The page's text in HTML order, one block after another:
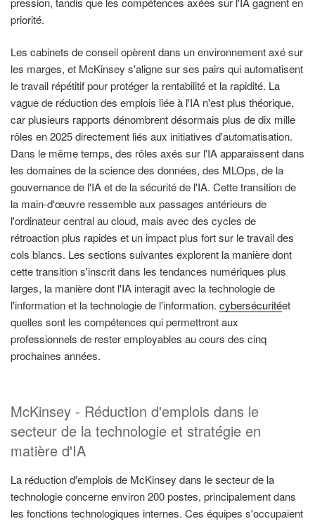
priorité.
Les cabinets de conseil opèrent dans un environnement axé sur
les marges, et McKinsey s'aligne sur ses pairs qui automatisent
le travail répétitif pour protéger la rentabilité et la rapidité. La
vague de réduction des emplois liée à l'IA n'est plus théorique,
car plusieurs rapports dénombrent désormais plus de dix mille
rôles en 2025 directement liés aux initiatives d'automatisation.
Dans le même temps, des rôles axés sur l'IA apparaissent dans
les domaines de la science des données, des MLOps, de la
gouvernance de l'IA et de la sécurité de l'IA. Cette transition de
la main-d'œuvre ressemble aux passages antérieurs de
l'ordinateur central au cloud, mais avec des cycles de
rétroaction plus rapides et un impact plus fort sur le travail des
cols blancs. Les sections suivantes explorent la manière dont
cette transition s'inscrit dans les tendances numériques plus
larges, la manière dont l'IA interagit avec la technologie de
l'information et la technologie de l'information. cybersécuritéet
quelles sont les compétences qui permettront aux
professionnels de rester employables au cours des cinq
prochaines années.
McKinsey - Réduction d'emplois dans le
secteur de la technologie et stratégie en
matière d'IA
La réduction d'emplois de McKinsey dans le secteur de la
technologie concerne environ 200 postes, principalement dans
les fonctions technologiques internes. Ces équipes s'occupaient